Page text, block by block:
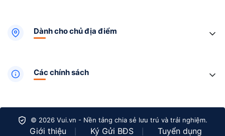
Dành cho chủ địa điểm
Các chính sách
© 2026 Vui.vn - Nền tảng chia sẻ lưu trú và trải nghiệm.
Giới thiệu Ký Gửi BĐS Tuyển dụng